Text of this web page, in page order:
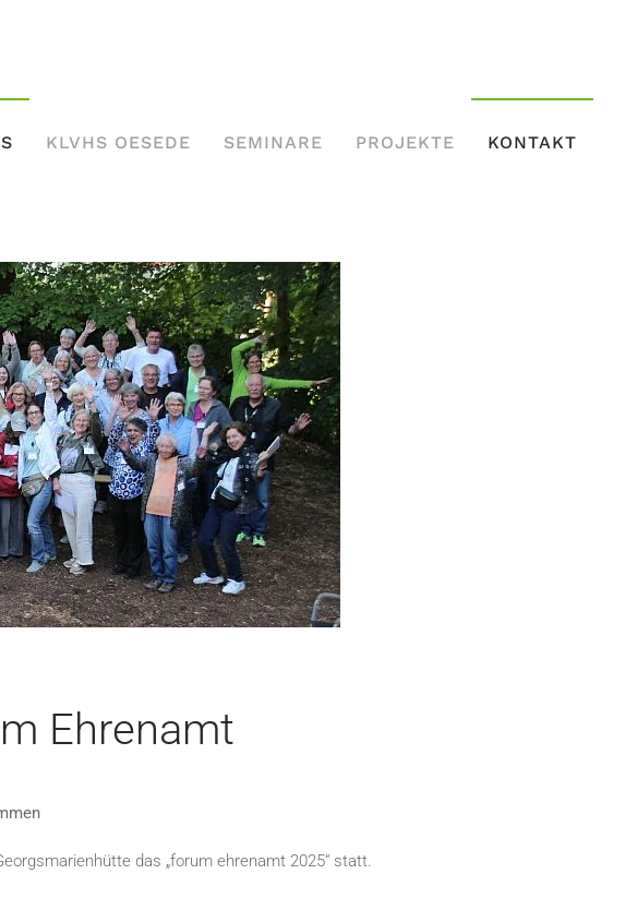
KLVHS OESEDE SEMINARE PROJEKTE KONTAKT
Ehrenamt
das „forum ehrenamt 2025“ statt.